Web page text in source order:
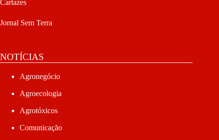
Cartazes
Jornal Sem Terra
NOTÍCIAS
Agronegócio
Agroecologia
Agrotóxicos
Comunicação